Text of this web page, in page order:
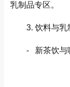
乳制品专区。
3. 饮料与
- 新茶饮与